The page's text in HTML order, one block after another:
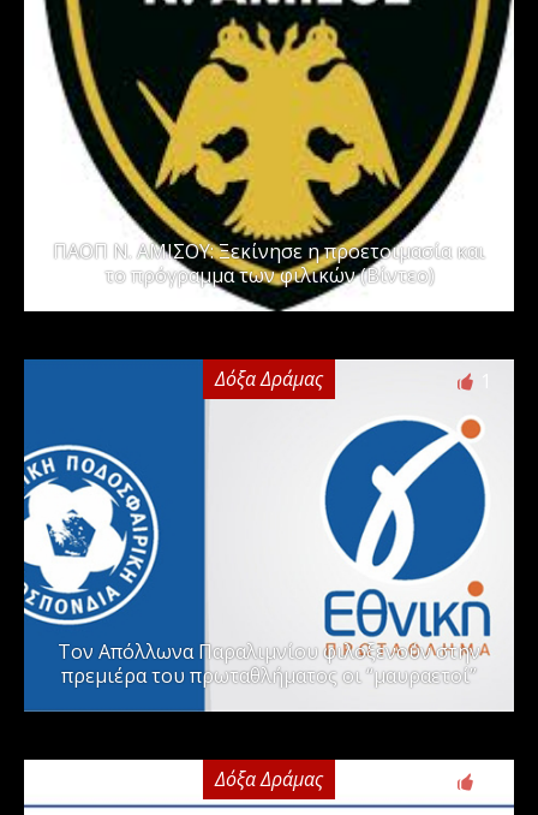
ΠΑΟΠ Ν. ΑΜΙΣΟΥ: Ξεκίνησε η προετοιμασία και
το πρόγραμμα των φιλικών (Βίντεο)
Δόξα Δράμας
Τον Απόλλωνα Παραλιμνίου φιλοξενούν στην
πρεμιέρα του πρωταθλήματος οι “μαυραετοί”
Δόξα Δράμας